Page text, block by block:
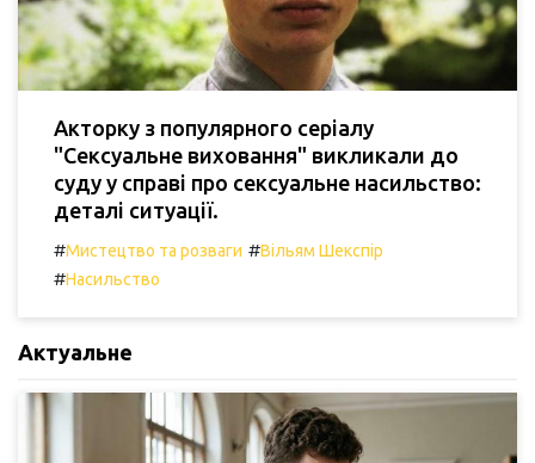
Акторку з популярного серіалу
"Сексуальне виховання" викликали до
суду у справі про сексуальне насильство:
деталі ситуації.
#Мистецтво та розваги #Вільям Шекспір
#Насильство
Актуальне